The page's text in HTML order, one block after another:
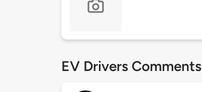
EV Drivers Comments